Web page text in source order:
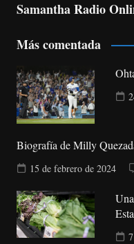
Samantha Radio
Más comentada
Biografía de Milly
15 de febrero de 2024